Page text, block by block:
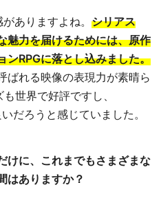
ありますよね。 シリアス
力を届けるためには、原作
ンRPGに落とし込みました。
ばれる映像の表現力が素晴ら
世界で好評ですし、
だろうと感じていました。
に、これまでもさまざまな
はありますか？